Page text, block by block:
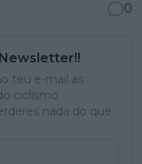
0
teu e-mail as
ciclismo
nada do que